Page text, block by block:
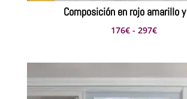
Composición en rojo amarillo
176€ - 297€Rango
desde
176€